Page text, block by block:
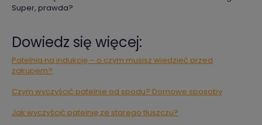
Super, prawda?
Dowiedz się więcej:
Patelnia na indukcję – o czym musisz wiedzieć przed
zakupem?
Czym wyczyścić patelnie od spodu? Domowe sposoby
Jak wyczyścić patelnię ze starego tłuszczu?